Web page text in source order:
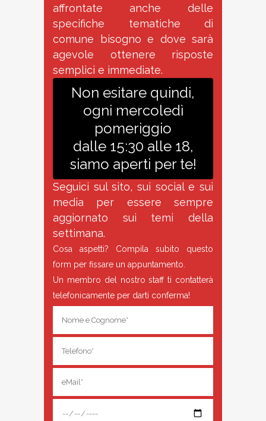
affrontate anche delle
specifiche tematiche di
comune bisogno e dove sarà
agevole ottenere risposte
semplici e immediate.
Non esitare quindi,
ogni mercoledì
pomeriggio
dalle 15:30 alle 18,
siamo aperti per te!
Seguici sul sito, sui social e sui
media per essere sempre
aggiornato sui temi della
settimana.
Cosa aspetti? Compila subito questo
form per fissare un appuntamento.
Un membro del nostro staff ti contatterà
telefonicamente per darti conferma!